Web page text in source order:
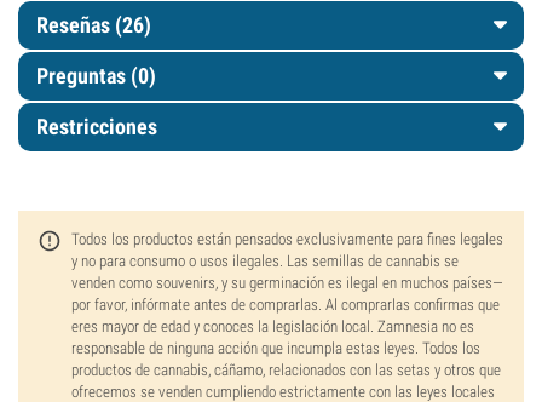
Reseñas (26)
Preguntas (0)
Restricciones
Todos los productos están pensados exclusivamente para fines legales
y no para consumo o usos ilegales. Las semillas de cannabis se
venden como souvenirs, y su germinación es ilegal en muchos países—
por favor, infórmate antes de comprarlas. Al comprarlas confirmas que
eres mayor de edad y conoces la legislación local. Zamnesia no es
responsable de ninguna acción que incumpla estas leyes. Todos los
productos de cannabis, cáñamo, relacionados con las setas y otros que
ofrecemos se venden cumpliendo estrictamente con las leyes locales